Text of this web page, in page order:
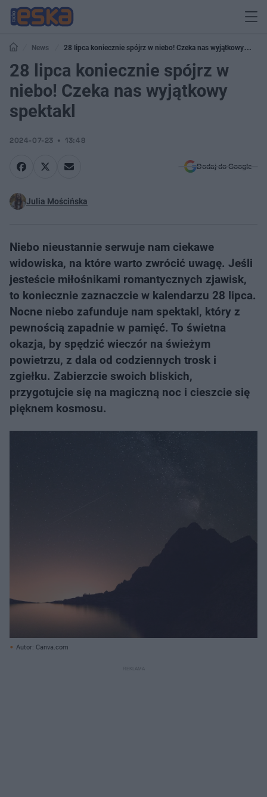
News
28 lipca koniecznie spójrz w niebo! Czeka nas wyjątkowy
spektakl
28 lipca koniecznie spójrz w
niebo! Czeka nas wyjątkowy
spektakl
2024-07-23 13:48
Dodaj do Google
Julia Mościńska
Niebo nieustannie serwuje nam ciekawe
widowiska, na które warto zwrócić uwagę. Jeśli
jesteście miłośnikami romantycznych zjawisk,
to koniecznie zaznaczcie w kalendarzu 28 lipca.
Nocne niebo zafunduje nam spektakl, który z
pewnością zapadnie w pamięć. To świetna
okazja, by spędzić wieczór na świeżym
powietrzu, z dala od codziennych trosk i
zgiełku. Zabierzcie swoich bliskich,
przygotujcie się na magiczną noc i cieszcie się
pięknem kosmosu.
Autor: Canva.com